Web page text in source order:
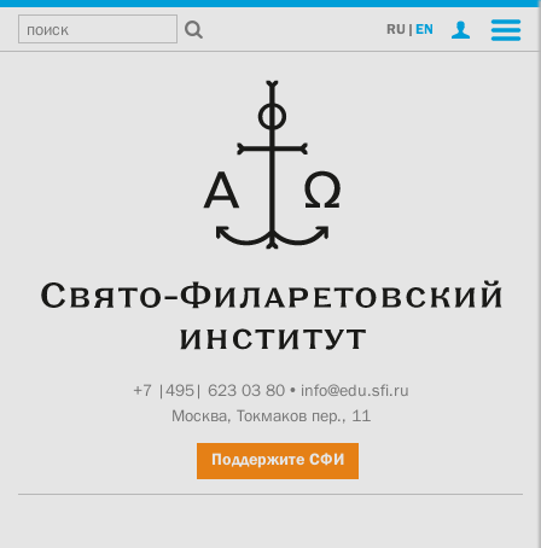
RU | EN
+7 |495| 623 03 80• info@edu.sfi.ru
Москва, Токмаков пер., 11
Поддержите СФИ